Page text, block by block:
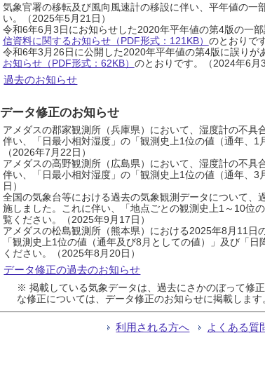
気象官署の移転及び風向風速計の移設に伴い、平年値の一
い。（2025年5月21日）
令和6年6月3日にお知らせした2020年平年値の第4版の一
信資料に関するお知らせ（PDF形式：121KB） のとおりで
令和6年3月26日に公開した2020年平年値の第4版に誤り
お知らせ（PDF形式：62KB） のとおりです。（2024年6月3
過去のお知らせ
データ修正のお知らせ
アメダスの郡家観測所（兵庫県）において、湿度計の不
伴い、「日最小相対湿度」の「観測史上1位の値（通年、1
（2026年7月22日）
アメダスの高野観測所（広島県）において、湿度計の不
伴い、「日最小相対湿度」の「観測史上1位の値（通年、
日）
全国の気象台等における過去の気象観測データについて
施しました。これに伴い、「地点ごとの観測史上1～10位
覧ください。（2025年9月17日）
アメダスの松島観測所（熊本県）における2025年8月11
「観測史上1位の値（通年及び8月としての値）」及び「
ください。（2025年8月20日）
データ修正の過去のお知らせ
※ 掲載している気象データは、過去にさかのぼって修
な修正については、データ修正のお知らせに掲載します
利用される方へ よくある質